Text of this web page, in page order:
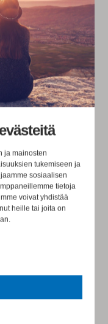
ja mainosten
tukemiseen ja
sosiaalisen
tietoja
voivat yhdistää
heille tai joita on